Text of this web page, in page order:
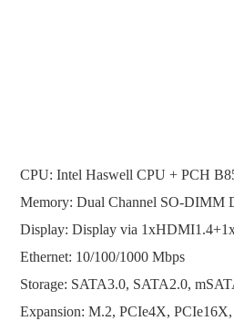
CPU: Intel Haswell CPU + PCH
Memory: Dual Channel SO-DIMM
Display: Display via
Ethernet: 10/100/1000 Mbps
Storage: SATA3.0, SATA2.0,
Expansion: M.2, PCIe4X,